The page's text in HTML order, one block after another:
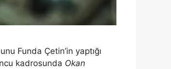
Funda Çetin’in yaptığı
kadrosunda Okan